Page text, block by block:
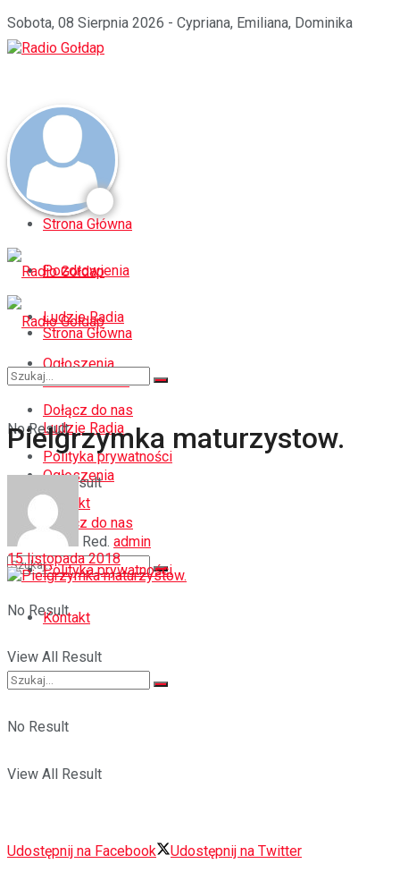
Sobota, 08 Sierpnia 2026 - Cypriana, Emiliana, Dominika
Strona Główna
Pozdrowienia
Ludzie Radia
Ogłoszenia
Dołącz do nas
Polityka prywatności
Kontakt
No Result
View All Result
Strona Główna
Pozdrowienia
Ludzie Radia
Ogłoszenia
Dołącz do nas
Polityka prywatności
Kontakt
No Result
View All Result
No Result
View All Result
Pielgrzymka maturzystow.
Red. admin
15 listopada 2018
Udostępnij na Facebook
Udostępnij na Twitter